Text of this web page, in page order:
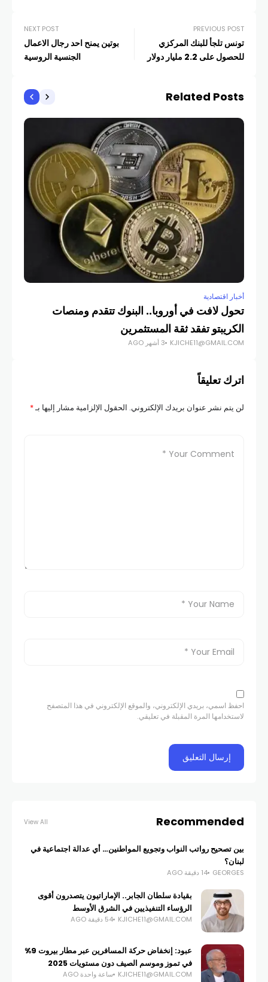
PREVIOUS POST
تونس تلجأ للبنك المركزي
للحصول على 2.2 مليار دولار
NEXT POST
بوتين يمنح احد رجال الاعمال
الجنسية الروسية
Related Posts
أخبار اقتصادية
تحول لافت في أوروبا.. البنوك تتقدم ومنصات
الكريبتو تفقد ثقة المستثمرين
KJICHE11@GMAIL.COM 3 أشهر AGO
اترك تعليقاً
لن يتم نشر عنوان بريدك الإلكتروني. الحقول الإلزامية مشار إليها بـ*
احفظ اسمي، بريدي الإلكتروني، والموقع الإلكتروني في هذا المتصفح
لاستخدامها المرة المقبلة في تعليقي.
Recommended
View All
بين تصحيح رواتب النواب وتجويع المواطنين… أي عدالة اجتماعية في
لبنان؟
GEORGES 14 دقيقة AGO
بقيادة سلطان الجابر.. الإماراتيون يتصدرون أقوى
الرؤساء التنفيذيين في الشرق الأوسط
KJICHE11@GMAIL.COM 54 دقيقة AGO
عبود: إنخفاض حركة المسافرين عبر مطار بيروت 9%
في تموز وموسم الصيف دون مستويات 2025
KJICHE11@GMAIL.COM ساعة واحدة AGO